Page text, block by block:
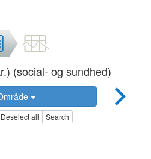
(social- og sundhed)
Deselect all Search